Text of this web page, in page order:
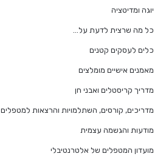
יוגה ומדיטציה
כל מה שרצית לדעת על…
כלים לעסקים קטנים
מאמנים אישיים מומלצים
מדריך קריסטלים ואבני חן
מדריכים, קורסים, השתלמויות והרצאות למטפלים
מודעות והגשמה עצמית
מועדון המטפלים של אלטרנטיבלי